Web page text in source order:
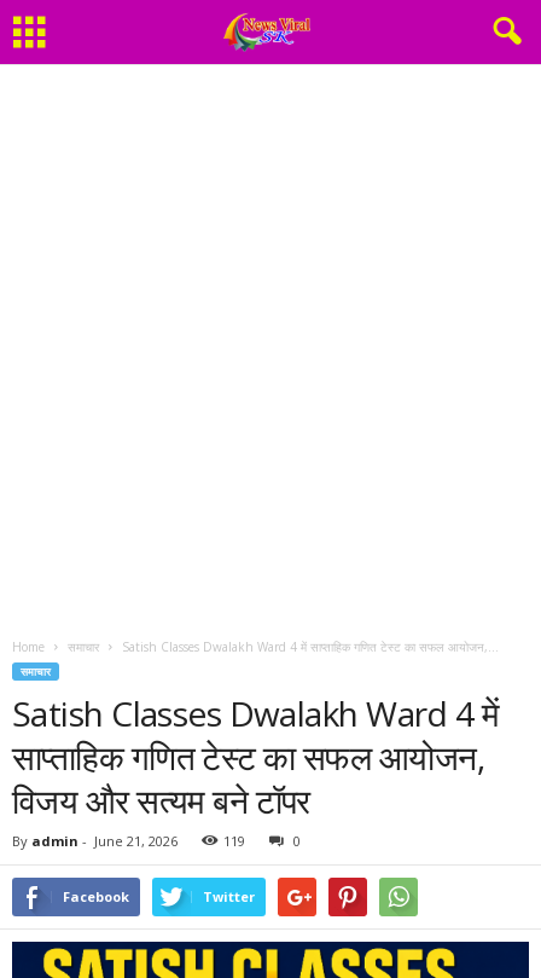
Home समाचार Satish Classes Dwalakh Ward 4 में साप्ताहिक गणित टेस्ट का सफल आयोजन,...
समाचार
Satish Classes Dwalakh Ward 4 में
साप्ताहिक गणित टेस्ट का सफल आयोजन,
विजय और सत्यम बने टॉपर
By admin - June 21, 2026 119 0
Facebook Twitter